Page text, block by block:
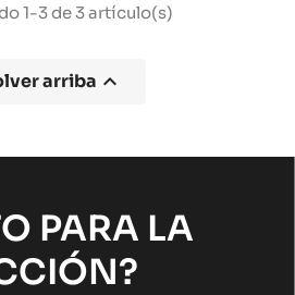
1-3 de 3 artículo(s)
arriba 
PARA LA